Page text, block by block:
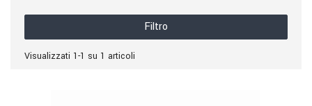
Filtro
Visualizzati 1-1 su 1 articoli